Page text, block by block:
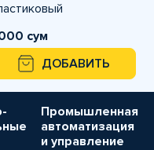
сум
ДОБАВИТЬ
Промышленная
автоматизация
и управление